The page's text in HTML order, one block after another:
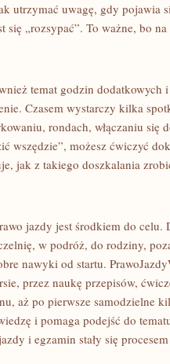
utrzymać uwagę, gdy pojawia
się „rozsypać”. To ważne, bo
temat godzin dodatkowych
Czasem wystarczy kilka
rondach, włączaniu się
wszędzie”, możesz ćwiczyć
jak z takiego doszkalania
jazdy jest środkiem do celu.
w podróż, do rodziny,
nawyki od startu.
przez naukę przepisów,
aż po pierwsze samodzielne
i pomaga podejść do
i egzamin stały się